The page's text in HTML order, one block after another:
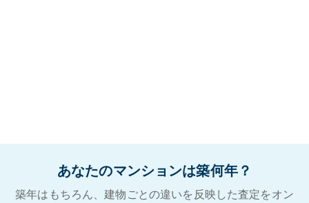
あなたのマンションは築何年？
築年はもちろん、建物ごとの違いを反映した査定をオン